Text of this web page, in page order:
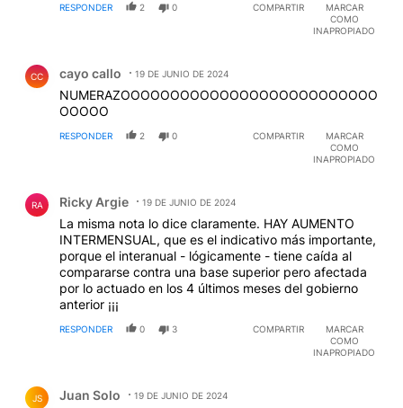
RESPONDER 2 0 COMPARTIR
MARCAR
COMO
INAPROPIADO
CC cayo callo 19 DE JUNIO DE 2024
NUMERAZOOOOOOOOOOOOOOOOOOOOOOOOOO
OOOOO
RESPONDER 2 0 COMPARTIR
MARCAR
COMO
INAPROPIADO
RA Ricky Argie 19 DE JUNIO DE 2024
La misma nota lo dice claramente. HAY AUMENTO
INTERMENSUAL, que es el indicativo más importante,
porque el interanual - lógicamente - tiene caída al
compararse contra una base superior pero afectada
por lo actuado en los 4 últimos meses del gobierno
anterior ¡¡¡
RESPONDER 0 3 COMPARTIR
MARCAR
COMO
INAPROPIADO
JS Juan Solo 19 DE JUNIO DE 2024